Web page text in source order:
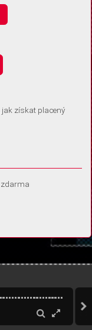
žádné informace
o souhlas s
a
zařízení, abychom se
upravit ve Správě
získat placený
zdarma